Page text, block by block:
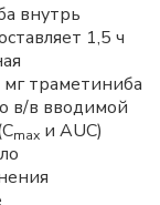
внутрь
1,5 ч
траметиниба
в/в вводимой
mах и AUC)